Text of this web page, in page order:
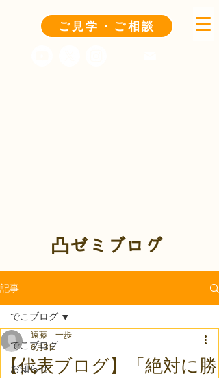
ご見学・ご相談
凸ゼミブログ
記事
でこブログ
お知らせ
でこブログ
【代表ブログ】「絶対に勝
遠藤 一歩
6月3日